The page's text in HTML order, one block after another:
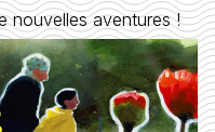
nouvelles aventures !